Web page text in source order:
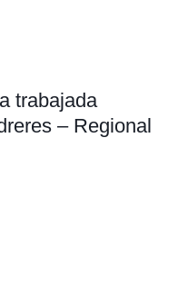
trabajada
– Regional